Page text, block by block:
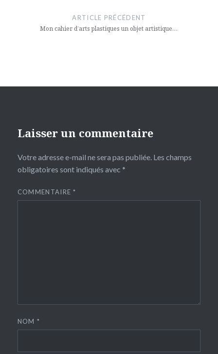
l’article
ARTICLE PRÉCÉDENT
Mon cahier d’arts plastiques un objet artistique…
Laisser un commentaire
Votre adresse e-mail ne sera pas publiée. Les champs
obligatoires sont indiqués avec *
COMMENTAIRE*
NOM*